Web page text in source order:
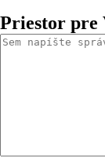
Priestor pre